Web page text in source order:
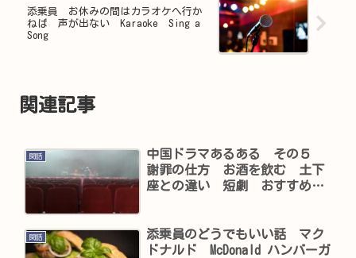
添乗員 お休みの間はカラオケへ行か
ねば 声が出ない Karaoke Sing a
Song
関連記事
閑話
中国ドラマあるある その５
謝罪の仕方 お酒を飲む 土下
座との違い 短劇 おすすめド
閑話
添乗員のどうでもいい話 マク
ドナルド McDonald ハンバーガ